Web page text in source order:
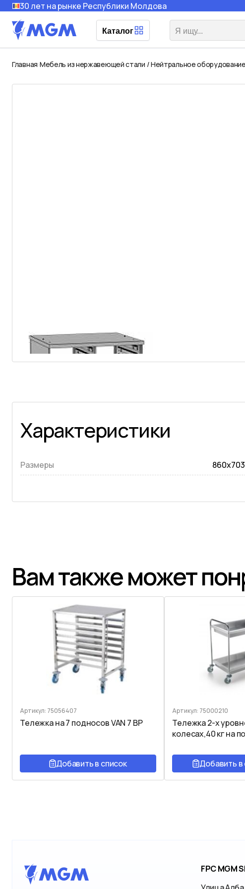
30 лет на рынке Республики Молдова
Каталог
Главная Мебель из нержавеющей стали / Нейтральное оборудование
Характеристики
Размеры
Вам также может
Артикул: 75056407
Тележка на 7 подносов VAN 7 BP
Добавить в список
Артикул: 75000210
Тележка 2-х
колесах,40 кг на
Добавить в
FPC MGM